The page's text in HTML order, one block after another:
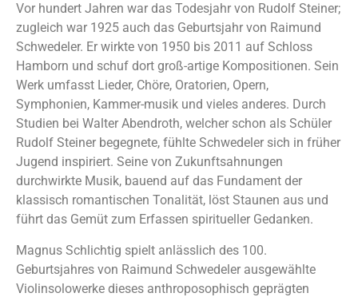
Vor hundert Jahren war das Todesjahr von Rudolf Steiner;
zugleich war 1925 auch das Geburtsjahr von Raimund
Schwedeler. Er wirkte von 1950 bis 2011 auf Schloss
Hamborn und schuf dort groß-artige Kompositionen. Sein
Werk umfasst Lieder, Chöre, Oratorien, Opern,
Symphonien, Kammer-musik und vieles anderes. Durch
Studien bei Walter Abendroth, welcher schon als Schüler
Rudolf Steiner begegnete, fühlte Schwedeler sich in früher
Jugend inspiriert. Seine von Zukunftsahnungen
durchwirkte Musik, bauend auf das Fundament der
klassisch romantischen Tonalität, löst Staunen aus und
führt das Gemüt zum Erfassen spiritueller Gedanken.
Magnus Schlichtig spielt anlässlich des 100.
Geburtsjahres von Raimund Schwedeler ausgewählte
Violinsolowerke dieses anthroposophisch geprägten